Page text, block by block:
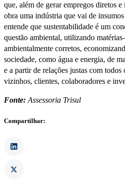
que, além de gerar empregos diretos
obra uma indústria que vai de
entende que sustentabilidade é um
questão ambiental, utilizando
ambientalmente corretos,
sociedade, como água e energia, de
e a partir de relações justas com todos
vizinhos, clientes, colaboradores e
Fonte: Assessoria Trisul
Compartilhar: